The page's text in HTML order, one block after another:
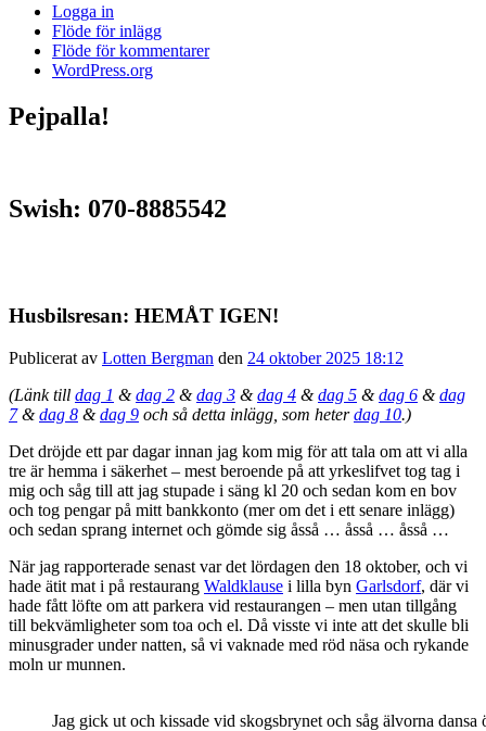
Logga in
Flöde för inlägg
Flöde för kommentarer
WordPress.org
Pejpalla!
Swish: 070-8885542
Husbilsresan: HEMÅT IGEN!
Publicerat av Lotten Bergman den 24 oktober 2025 18:12
(Länk till dag 1 &dag 2 &dag 3 &dag 4 &dag 5 &dag 6 &dag
7&dag 8 &dag 9 och så detta inlägg, som heterdag 10.)
Det dröjde ett par dagar innan jag kom mig för att tala om att vi alla
tre är hemma i säkerhet – mest beroende på att yrkeslifvet tog tag i
mig och såg till att jag stupade i säng kl 20 och sedan kom en bov
och tog pengar på mitt bankkonto (mer om det i ett senare inlägg)
och sedan sprang internet och gömde sig åsså … åsså … åsså …
När jag rapporterade senast var det lördagen den 18 oktober, och vi
hade ätit mat i på restaurang Waldklause i lilla byn Garlsdorf, där vi
hade fått löfte om att parkera vid restaurangen – men utan tillgång
till bekvämligheter som toa och el. Då visste vi inte att det skulle bli
minusgrader under natten, så vi vaknade med röd näsa och rykande
moln ur munnen.
Jag gick ut och kissade vid skogsbrynet och såg älvorna